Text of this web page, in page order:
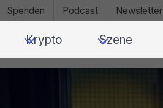
Spenden Podcast Newsletter
Krypto Szene